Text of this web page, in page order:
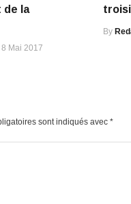
de la
8 Mai 2017
By
sont indiqués avec *